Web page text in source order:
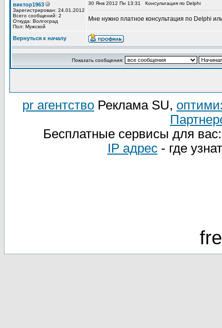
виктор1963
Зарегистрирован: 24.01.2012
Всего сообщений: 2
Откуда: Волгоград
Пол: Мужской
30 Янв 2012 Пн 13:31 Консультация по Delphi
Мне нужно платное консультация по Delphi
Вернуться к началу
Показать сообщения:
pr агентство Реклама SU,
Бесплатные сервисы для
IP адрес- где